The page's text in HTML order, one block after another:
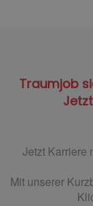
Traumjob
Jetzt Karriere
Mit unserer